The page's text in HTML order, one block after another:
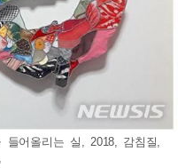
들어올리는 실, 2018, 감침질,